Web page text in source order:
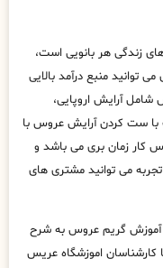
زندگی هر بانویی است،
منبع درآمد بالایی
شامل آرایش اروپایی،
با ست کردن آرایش عروس با
کار زمان بری می باشد و
می توانید مشتری های
گریم عروس به شرح
کارشناسان اموزشگاه عریس